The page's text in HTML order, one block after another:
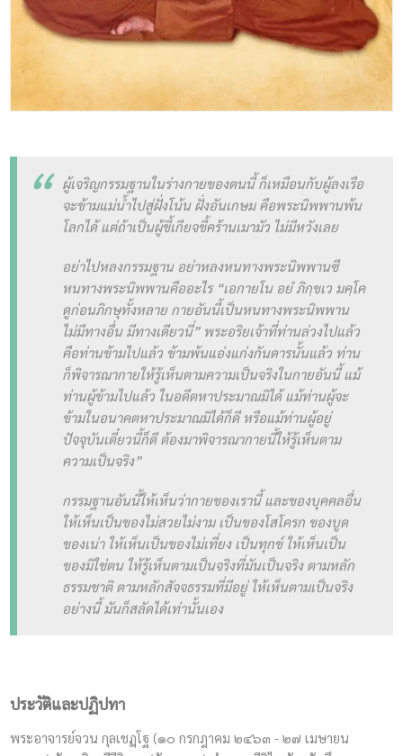
ผู้เจริญกรรมฐานในร่างกายของตนนี้ ก็เหมือนกับผู้ลงเรือ
จะข้ามแม่น้ำไปสู่ฝั่งโน้น ฝั่งอันเกษม คือพระนิพพานพ้น
โลกได้ แต่ถ้าเป็นผู้ขี้เกียจขี้คร้านเมามัว ไม่มีหวังเลย
อย่าไปหลงกรรมฐาน อย่าหลงหนทางพระนิพพานซี
หนทางพระนิพพานคืออะไร “เอกายโน อยํ ภิกฺขเว มคฺโค
ดูก่อนภิกษุทั้งหลาย กายอันนี้เป็นหนทางพระนิพพาน
ไม่มีทางอื่น มีทางเดียวนี่” พระอริยเจ้าที่ท่านล่วงไปแล้ว
คือท่านข้ามไปแล้ว ข้ามพ้นแอ่งแก่งกันดารนั้นแล้ว ท่าน
ก็พิจารณากายให้รู้เห็นตามความเป็นจริงในกายอันนี้ แม้
ท่านผู้ข้ามไปแล้ว ในอดีตหาประมาณมิได้ แม้ท่านผู้จะ
ข้ามในอนาคตหาประมาณมิได้ก็ดี หรือแม้ท่านผู้อยู่
ปัจจุบันเดี๋ยวนี้ก็ดี ต้องมาพิจารณากายนี้ให้รู้เห็นตาม
ความเป็นจริง”
กรรมฐานอันนี้ให้เห็นว่ากายของเรานี้ และของบุคคลอื่น
ให้เห็นเป็นของไม่สวยไม่งาม เป็นของโสโครก ของบูด
ของเน่า ให้เห็นเป็นของไม่เที่ยง เป็นทุกข์ ให้เห็นเป็น
ของมิใช่ตน ให้รู้เห็นตามเป็นจริงที่มันเป็นจริง ตามหลัก
ธรรมชาติ ตามหลักสัจจธรรมที่มีอยู่ ให้เห็นตามเป็นจริง
อย่างนี้ มันก็สลัดได้เท่านั้นเอง
ประวัติและปฏิปทา
พระอาจารย์จวน กุลเชฏฺโฐ (๑๐ กรกฎาคม ๒๔๖๓ - ๒๗ เมษายน